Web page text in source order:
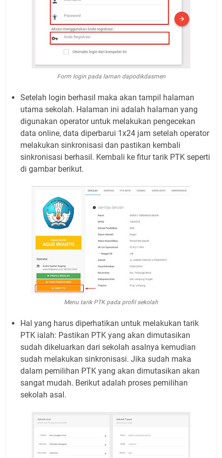
Form login pada laman dapodikdasmen
Setelah login berhasil maka akan tampil halaman
utama sekolah. Halaman ini adalah halaman yang
digunakan operator untuk melakukan pengecekan
data online, data diperbarui 1x24 jam setelah operator
melakukan sinkronisasi dan pastikan kembali
sinkronisasi berhasil. Kembali ke fitur tarik PTK seperti
di gambar berikut.
Menu tarik PTK pada profil sekolah
Hal yang harus diperhatikan untuk melakukan tarik
PTK ialah: Pastikan PTK yang akan dimutasikan
sudah dikeluarkan dari sekolah asalnya kemudian
sudah melakukan sinkronisasi. Jika sudah maka
dalam pemilihan PTK yang akan dimutasikan akan
sangat mudah. Berikut adalah proses pemilihan
sekolah asal.